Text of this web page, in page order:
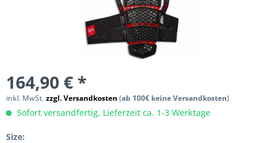
164,90 € *
inkl. MwSt.zzgl. Versandkosten (ab 100€ keine Versandkosten)
Sofort versandfertig, Lieferzeit ca. 1-3 Werktage
Size: